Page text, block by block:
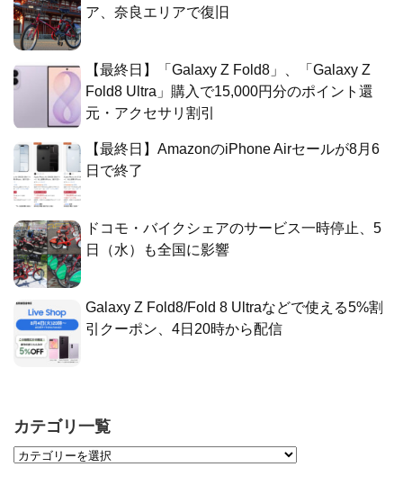
ア、奈良エリアで復旧
【最終日】「Galaxy Z Fold8」、「Galaxy Z
Fold8 Ultra」購入で15,000円分のポイント還
元・アクセサリ割引
【最終日】AmazonのiPhone Airセールが8月6
日で終了
ドコモ・バイクシェアのサービス一時停止、5
日（水）も全国に影響
Galaxy Z Fold8/Fold 8 Ultraなどで使える5%割
引クーポン、4日20時から配信
カテゴリ一覧